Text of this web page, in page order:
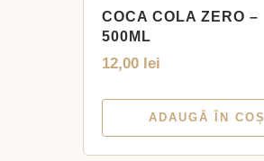
COCA COLA ZERO –
500ML
12,00 lei
ADAUGĂ ÎN COȘ